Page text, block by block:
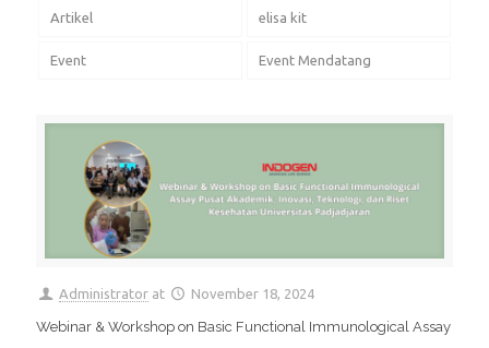
Artikel elisa kit
Event Event Mendatang
Administrator at November 18, 2024
Webinar & Workshop on Basic Functional Immunological Assay